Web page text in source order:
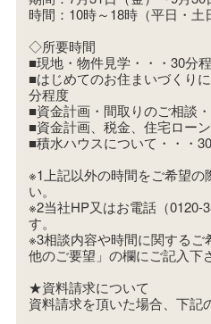
時間：10時～18時（平日・土
◇所要時間
■現地・物件見学・・・30分
■はじめてのお住まいづくり
分程度
■資金計画・間取りのご相談
■資金計画、税金、住宅ロー
■積水ハウスについて・・・
※1上記以外の時間をご希望の
い。
※2当社HP又はお電話（0120-
す。
※3相談内容や時間に関する
他のご要望」の欄にご記入下
★資料請求について
資料請求を頂いた場合、下記